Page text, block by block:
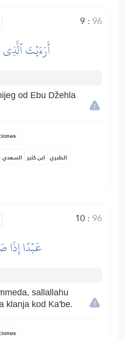
9:96
أَرَءَيۡتَ
od Ebu Džehla
السعدي ابن كثير الطبري
10:96
عَبۡدًا إِذَا
sallallahu
klanja kod Ka'be.